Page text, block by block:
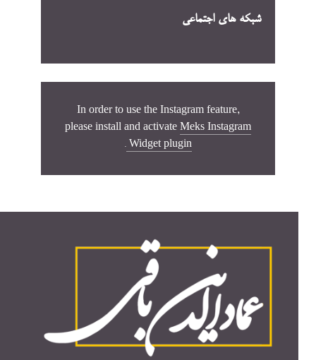
شبکه های اجتماعی
In order to use the Instagram feature,
please install and activate Meks Instagram
Widget plugin
.